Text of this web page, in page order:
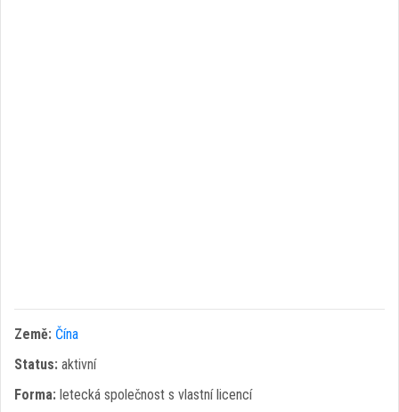
Země: Čína
Status: aktivní
Forma: letecká společnost s vlastní licencí